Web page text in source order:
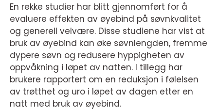
En rekke studier har blitt gjennomført for å
evaluere effekten av øyebind på søvnkvalitet
og generell velvære. Disse studiene har vist at
bruk av øyebind kan øke søvnlengden, fremme
dypere søvn og redusere hyppigheten av
oppvåkning i løpet av natten. I tillegg har
brukere rapportert om en reduksjon i følelsen
av trøtthet og uro i løpet av dagen etter en
natt med bruk av øyebind.